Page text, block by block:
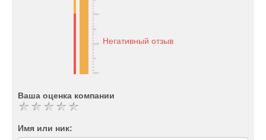
Негативный отзыв
Ваша оценка компании
Имя или ник: